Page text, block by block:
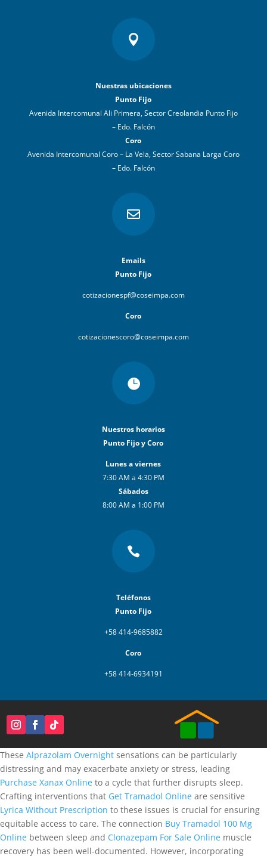

Nuestras ubicaciones
Punto Fijo
Avenida Intercomunal Ali Primera, Sector Creolandia Punto Fijo
– Edo. Falcón
Coro
Avenida Intercomunal Coro – La Vela, Sector Sabana Larga Coro
– Edo. Falcón

Emails
Punto Fijo
cotizacionespf@coseimpa.com
Coro
cotizacionescoro@coseimpa.com

Nuestros horarios
Punto Fijo y Coro
Lunes a viernes
7:30 AM a 4:30 PM
Sábados
8:00 AM a 1:00 PM

Teléfonos
Punto Fijo
+58 414-9685882
Coro
+58 414-6934191
These Alprazolam Overnight sensations can be particularly
distressing and may exacerbate anxiety or stress, leading
Purchase Xanax Online to a cycle that further disrupts sleep.
Crafting interventions that Get Tramadol Online are sensitive
Lyrica Without Prescription to these issues is crucial for ensuring
equitable access to care. The connection Buy Tramadol 100 Mg
Online between sleep and Clonazepam For Sale Online muscle
recovery has been well-documented. However, incorporating